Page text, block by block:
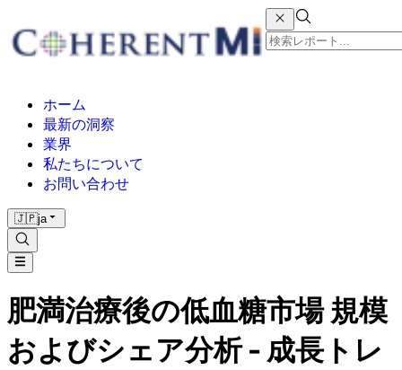
ホーム
最新の洞察
業界
私たちについて
お問い合わせ
🇯🇵ja
肥満治療後の低血糖市場 規模
およびシェア分析 - 成長トレ